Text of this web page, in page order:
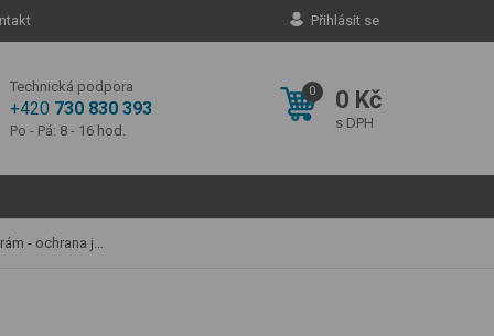
Přihlásit se
Technická podpora
+420 730 830 393
Po - Pá: 8 - 16 hod.
0 0 Kč
s DPH
zdroj - lanko 100 m